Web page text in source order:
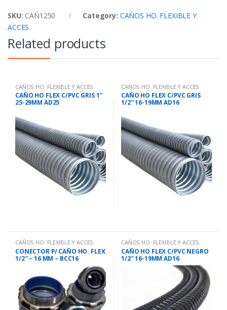
SKU: CAÑ1250 Category: CAÑOS HO. FLEXIBLE Y
ACCES.
Related products
CAÑOS HO. FLEXIBLE Y ACCES.
CAÑO HO FLEX C/PVC GRIS 1″
25-29MM AD25
CAÑOS HO. FLEXIBLE Y ACCES.
CAÑO HO FLEX C/PVC GRIS
1/2″ 16-19MM AD16
CAÑOS HO. FLEXIBLE Y ACCES.
CONECTOR P/ CAÑO HO. FLEX
1/2″ – 16 MM – BCC16
CAÑOS HO. FLEXIBLE Y ACCES.
CAÑO HO FLEX C/PVC NEGRO
1/2″ 16-19MM AD16